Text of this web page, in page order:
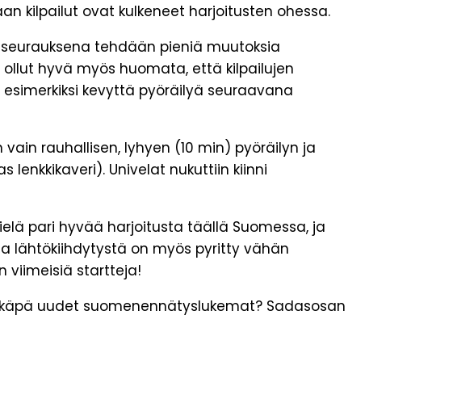
kilpailut ovat kulkeneet harjoitusten ohessa.
tehdään pieniä muutoksia
ollut hyvä myös huomata, että kilpailujen
kevyttä pyöräilyä seuraavana
rauhallisen, lyhyen (10 min) pyöräilyn ja
lenkkikaveri). Univelat nukuttiin kiinni
pari hyvää harjoitusta täällä Suomessa, ja
lähtökiihdytystä on myös pyritty vähän
viimeisiä startteja!
uudet suomenennätyslukemat? Sadasosan